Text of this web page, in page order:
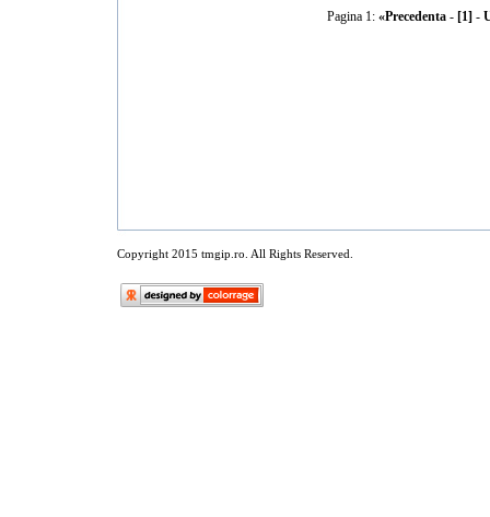
Pagina 1: «Precedenta- [1] -
Copyright 2015 tmgip.ro. All Rights Reserved.